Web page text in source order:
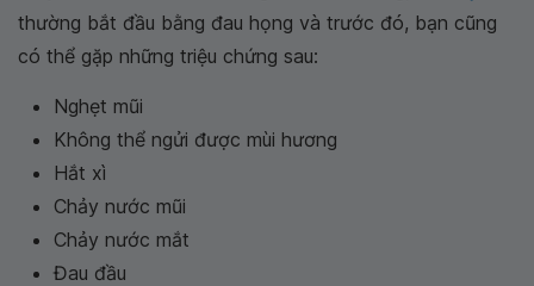
thường bắt đầu bằng đau họng và trước đó, bạn cũng
có thể gặp những triệu chứng sau:
Nghẹt mũi
Không thể ngửi được mùi hương
Hắt xì
Chảy nước mũi
Chảy nước mắt
Đau đầu